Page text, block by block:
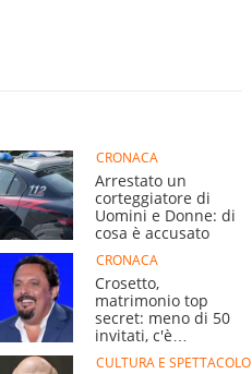
CRONACA
Arrestato un
corteggiatore di
Uomini e Donne: di
cosa è accusato
CRONACA
Crosetto,
matrimonio top
secret: meno di 50
invitati, c'è
Brignano
CULTURA E SPETTACOLO